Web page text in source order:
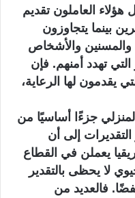
العاملون تقديم
بينما يتجاوزون
والمسنين والأشخاص
تهدد أمنهم. فإن
يقدمون لها الرعاية،
جزءًا أساسيًا من
إلى أن
يعملن في القطاع
لا يحظى بالتقدير
فالعديد من